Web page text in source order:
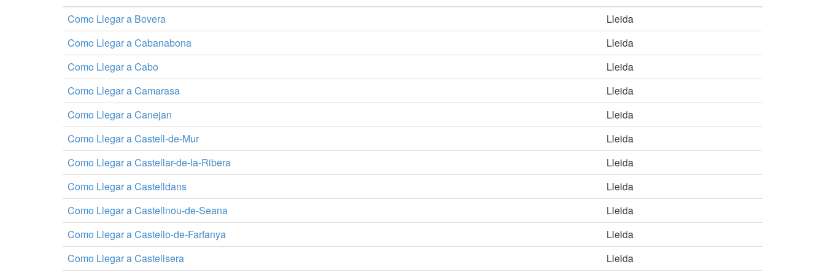
Como Llegar a Bovera
Lleida
Como Llegar a Cabanabona
Lleida
Como Llegar a Cabo
Lleida
Como Llegar a Camarasa
Lleida
Como Llegar a Canejan
Lleida
Como Llegar a Castell-de-Mur
Lleida
Como Llegar a Castellar-de-la-Ribera
Lleida
Como Llegar a Castelldans
Lleida
Como Llegar a Castellnou-de-Seana
Lleida
Como Llegar a Castello-de-Farfanya
Lleida
Como Llegar a Castellsera
Lleida